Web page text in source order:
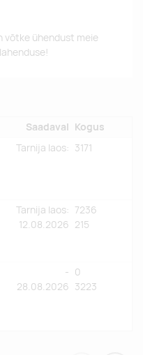
võtke ühendust meie
Saadaval Kogus
Tarnija laos: 3171
Tarnija laos:
12.08.2026
7236
215
-
28.08.2026
0
3223